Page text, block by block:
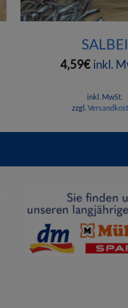
+
SALBEI
4,59€ inkl.
inkl. MwSt.
zzgl.